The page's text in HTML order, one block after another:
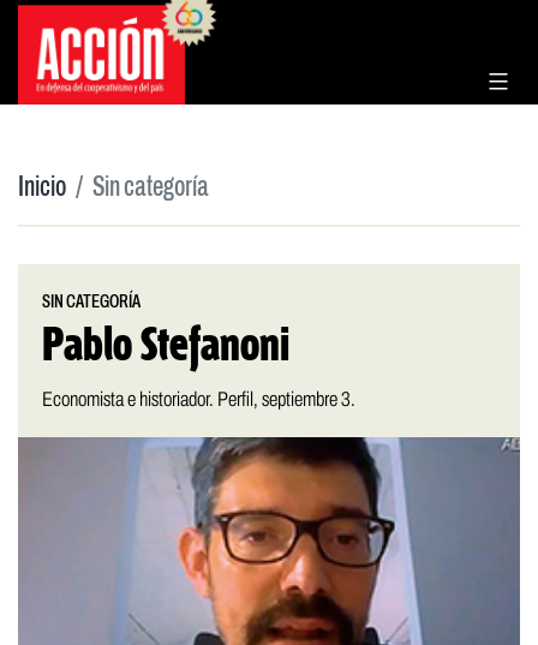
Saltar
contenido
Inicio Sin categoría
SIN CATEGORÍA
Pablo Stefanoni
Economista e historiador. Perfil, septiembre 3.